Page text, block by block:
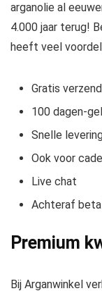
arganolie al
4.000 jaar terug!
heeft veel
Gratis
100 dagen-
Snelle
Ook voor
Live chat
Achteraf
Premium
Bij Arganwinkel